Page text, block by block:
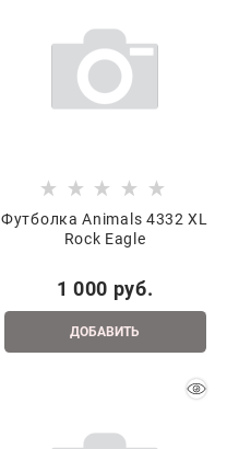
Футболка Animals 4332 XL
Rock Eagle
1 000 руб.
ДОБАВИТЬ